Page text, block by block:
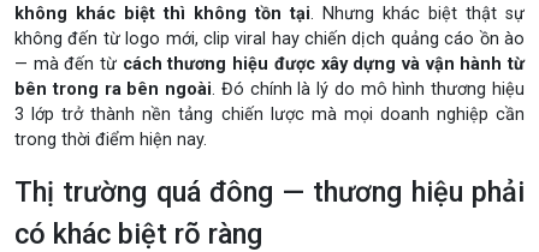
không khác biệt thì không tồn tại. Nhưng khác biệt thật sự
không đến từ logo mới, clip viral hay chiến dịch quảng cáo ồn ào
— mà đến từ cách thương hiệu được xây dựng và vận hành từ
bên trong ra bên ngoài. Đó chính là lý do mô hình thương hiệu
3 lớp trở thành nền tảng chiến lược mà mọi doanh nghiệp cần
trong thời điểm hiện nay.
Thị trường quá đông — thương hiệu phải
có khác biệt rõ ràng